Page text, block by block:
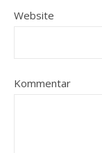
Website
Kommentar